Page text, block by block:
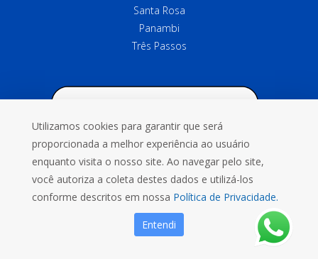
Santa Rosa
Panambi
Três Passos
Utilizamos cookies para garantir que será
proporcionada a melhor experiência ao usuário
enquanto visita o nosso site. Ao navegar pelo site,
você autoriza a coleta destes dados e utilizá-los
conforme descritos em nossa Política de Privacidade.
Entendi